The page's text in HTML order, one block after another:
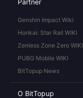
Partner
Genshin Impact Wiki
Honkai: Star Rail WIKI
Zenless Zone Zero WIKI
PUBG Mobile WIKI
BitTopup News
O BitTopup